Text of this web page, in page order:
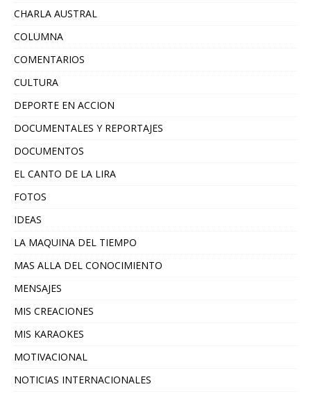
CHARLA AUSTRAL
COLUMNA
COMENTARIOS
CULTURA
DEPORTE EN ACCION
DOCUMENTALES Y REPORTAJES
DOCUMENTOS
EL CANTO DE LA LIRA
FOTOS
IDEAS
LA MAQUINA DEL TIEMPO
MAS ALLA DEL CONOCIMIENTO
MENSAJES
MIS CREACIONES
MIS KARAOKES
MOTIVACIONAL
NOTICIAS INTERNACIONALES